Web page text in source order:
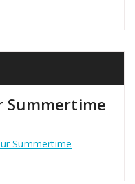
Summertime
Summertime